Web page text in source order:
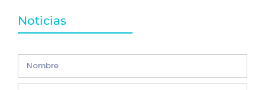
Noticias